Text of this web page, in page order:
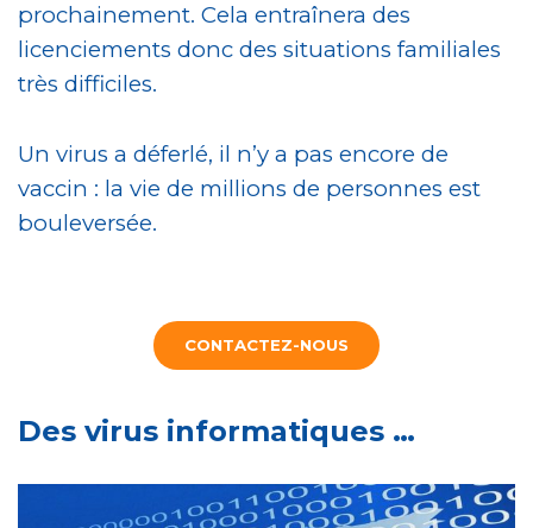
prochainement. Cela entraînera des
licenciements donc des situations familiales
très difficiles.
Un virus a déferlé, il n’y a pas encore de
vaccin : la vie de millions de personnes est
bouleversée.
CONTACTEZ-NOUS
Des virus informatiques …